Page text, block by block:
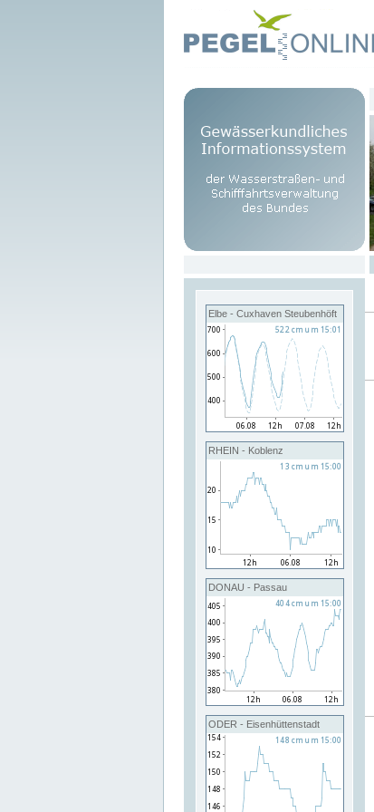
Elbe - Cuxhaven Steubenhöft
RHEIN - Koblenz
DONAU - Passau
ODER - Eisenhüttenstadt